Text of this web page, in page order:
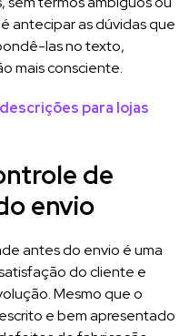
antecipar as dúvidas que
las no texto,
mais consciente.
para lojas
de
envio
antes do envio é uma
do cliente e
Mesmo que o
e bem apresentado